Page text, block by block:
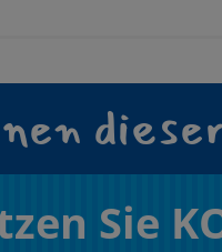
Sie